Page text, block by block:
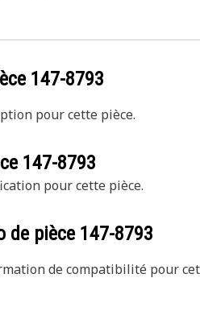
147-8793
pour cette pièce.
147-8793
pour cette pièce.
de pièce 147-8793
de compatibilité pour